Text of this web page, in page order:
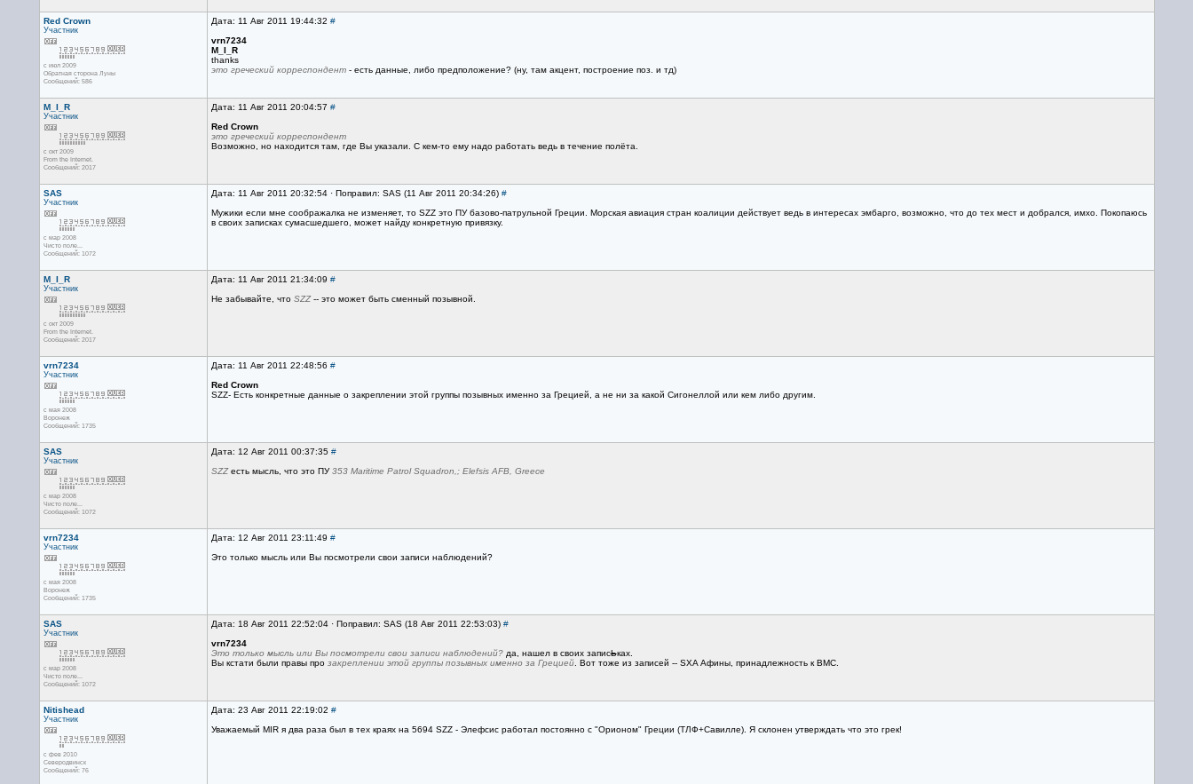
Red Crown
Участник
с июл 2009
Обратная сторона Луны
Сообщений: 586
Дата: 11 Авг 2011 19:44:32 #
vrn7234
M_I_R
thanks
это греческий корреспондент- есть данные, либо предположение? (ну, там акцент, построение поз. и тд)
M_I_R
Участник
с окт 2009
From the Internet.
Сообщений: 2017
Дата: 11 Авг 2011 20:04:57 #
Red Crown
это греческий корреспондент
Возможно, но находится там, где Вы указали. С кем-то ему надо работать ведь в течение полёта.
SAS
Участник
с мар 2008
Чисто поле...
Сообщений: 1072
Дата: 11 Авг 2011 20:32:54 · Поправил: SAS (11 Авг 2011 20:34:26) #
Мужики если мне соображалка не изменяет, то SZZ это ПУ базово-патрульной Греции. Морская авиация стран коалиции действует ведь в интересах эмбарго, возможно, что до тех мест и добрался, имхо. Покопаюсь
в своих записках сумасшедшего, может найду конкретную привязку.
M_I_R
Участник
с окт 2009
From the Internet.
Сообщений: 2017
Дата: 11 Авг 2011 21:34:09 #
Не забывайте, что SZZ-- это может быть сменный позывной.
vrn7234
Участник
с мая 2008
Воронеж
Сообщений: 1735
Дата: 11 Авг 2011 22:48:56 #
Red Crown
SZZ- Есть конкретные данные о закреплении этой группы позывных именно за Грецией, а не ни за какой Сигонеллой или кем либо другим.
SAS
Участник
с мар 2008
Чисто поле...
Сообщений: 1072
Дата: 12 Авг 2011 00:37:35 #
SZZесть мысль, что это ПУ353 Maritime Patrol Squadron,; Elefsis AFB, Greece
vrn7234
Участник
с мая 2008
Воронеж
Сообщений: 1735
Дата: 12 Авг 2011 23:11:49 #
Это только мысль или Вы посмотрели свои записи наблюдений?
SAS
Участник
с мар 2008
Чисто поле...
Сообщений: 1072
Дата: 18 Авг 2011 22:52:04 · Поправил: SAS (18 Авг 2011 22:53:03) #
vrn7234
Это только мысль или Вы посмотрели свои записи наблюдений?да, нашел в своих записЬках.
Вы кстати были правы про закреплении этой группы позывных именно за Грецией. Вот тоже из записей -- SXA Афины, принадлежность к ВМС.
Nitishead
Участник
с фев 2010
Северодвинск
Сообщений: 76
Дата: 23 Авг 2011 22:19:02 #
Уважаемый MIR я два раза был в тех краях на 5694 SZZ - Элефсис работал постоянно с "Орионом" Греции (ТЛФ+Савилле). Я склонен утверждать что это грек!